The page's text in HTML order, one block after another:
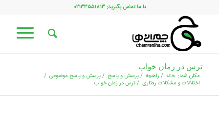
با ما تماس بگیرید: ۰۲۱۳۳۵۵۱۸۱۳
ترس در زمان خواب
مکان شما: خانه / راهچه /پرسش و پاسخ /پرسش و پاسخ موضوعی /
اختلالات و مشکلات رفتاری /ترس در زمان خواب